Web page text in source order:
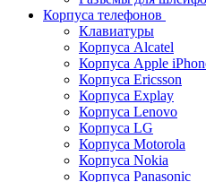
Корпуса телефонов
Клавиатуры
Корпуса Alcatel
Корпуса Apple
Корпуса Ericsson
Корпуса Explay
Корпуса Lenovo
Корпуса LG
Корпуса Motorola
Корпуса Nokia
Корпуса Panasonic